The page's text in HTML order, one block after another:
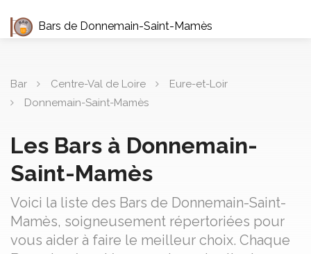
Bars de Donnemain-Saint-Mamès
Bar Centre-Val de Loire
Eure-et-Loir
Donnemain-Saint-Mamès
Les Bars à Donnemain-
Saint-Mamès
Voici la liste des Bars de Donnemain-Saint-
Mamès, soigneusement répertoriées pour
vous aider à faire le meilleur choix. Chaque